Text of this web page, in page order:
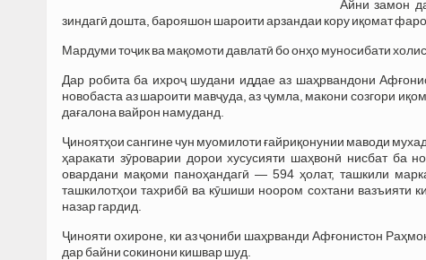
Айни замон
зиндагӣ дошта, барояшон шароити арзандаи кору иқомат
Мардуми тоҷик ва мақомоти давлатӣ бо онҳо муносибати
Дар робита ба ихроҷ шудани иддае аз шаҳрвандони
новобаста аз шароити мавҷуда, аз ҷумла, макони созгори
дағалона вайрон намуданд.
Ҷиноятҳои сангине чун муомилоти ғайриқонунии маводи
ҳаракати зӯроварии дорои хусусияти шаҳвонӣ нисбат ба
овардани мақоми паноҳандагӣ — 594 ҳолат, ташкили
ташкилотҳои тахрибӣ ва кӯшиши ноором сохтани
назар гардид.
Ҷинояти охироне, ки аз ҷониби шаҳрванди Афғонистон
дар байни сокинони кишвар шуд.